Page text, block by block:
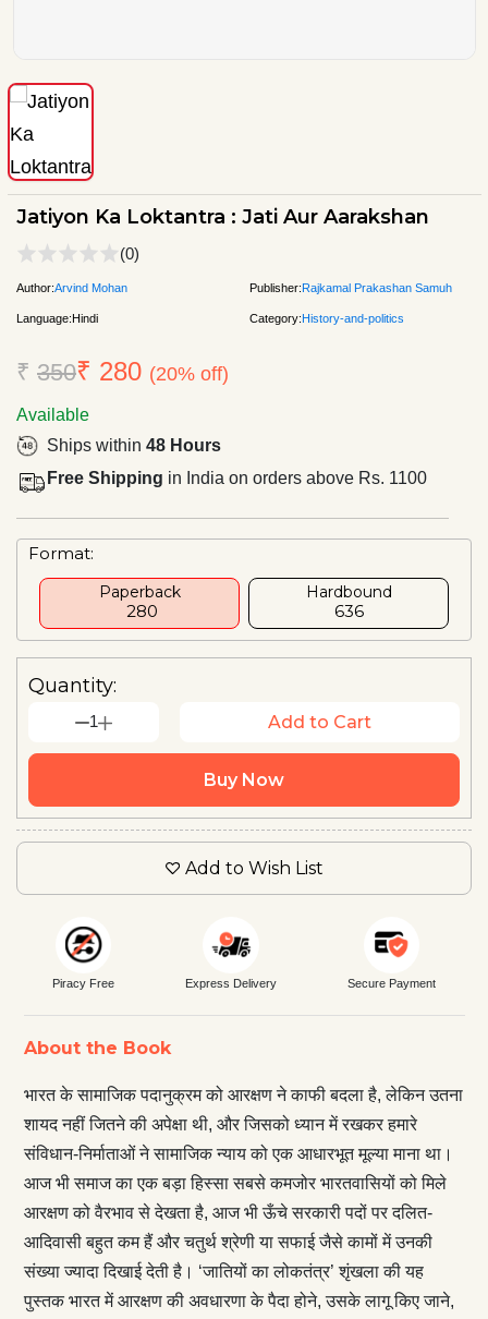
Jatiyon Ka Loktantra : Jati Aur Aarakshan
(0)
Author:Arvind Mohan Publisher:Rajkamal Prakashan Samuh
Language:Hindi Category:History-and-politics
₹ 350₹ 280 (20% off)
Available
Ships within 48 Hours
Free Shipping in India on orders above Rs. 1100
Format:
Paperback
₹ 280
Hardbound
₹636
Quantity:
1 Add to Cart
Buy Now
Add to Wish List
Piracy Free Express Delivery Secure Payment
About the Book
भारत के सामाजिक पदानुक्रम को आरक्षण ने काफी बदला है, लेकिन उतना
शायद नहीं जितने की अपेक्षा थी, और जिसको ध्यान में रखकर हमारे
संविधान-निर्माताओं ने सामाजिक न्याय को एक आधारभूत मूल्या माना था।
आज भी समाज का एक बड़ा हिस्सा सबसे कमजोर भारतवासियों को मिले
आरक्षण को वैरभाव से देखता है, आज भी ऊँचे सरकारी पदों पर दलित-
आदिवासी बहुत कम हैं और चतुर्थ श्रेणी या सफाई जैसे कामों में उनकी
संख्या ज्यादा दिखाई देती है। ‘जातियों का लोकतंत्र’ शृंखला की यह
पुस्तक भारत में आरक्षण की अवधारणा के पैदा होने, उसके लागू किए जाने,